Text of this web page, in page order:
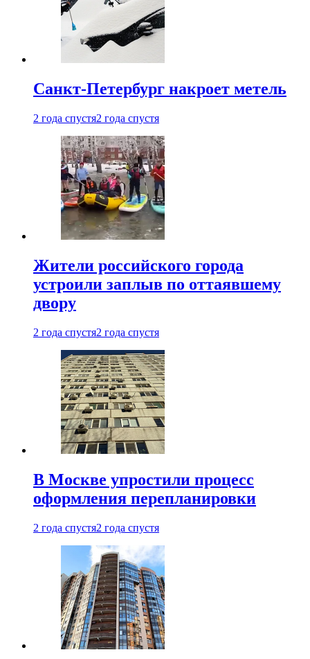
Санкт-Петербург накроет метель
2 года спустя2 года спустя
Жители российского города
устроили заплыв по оттаявшему
двору
2 года спустя2 года спустя
В Москве упростили процесс
оформления перепланировки
2 года спустя2 года спустя